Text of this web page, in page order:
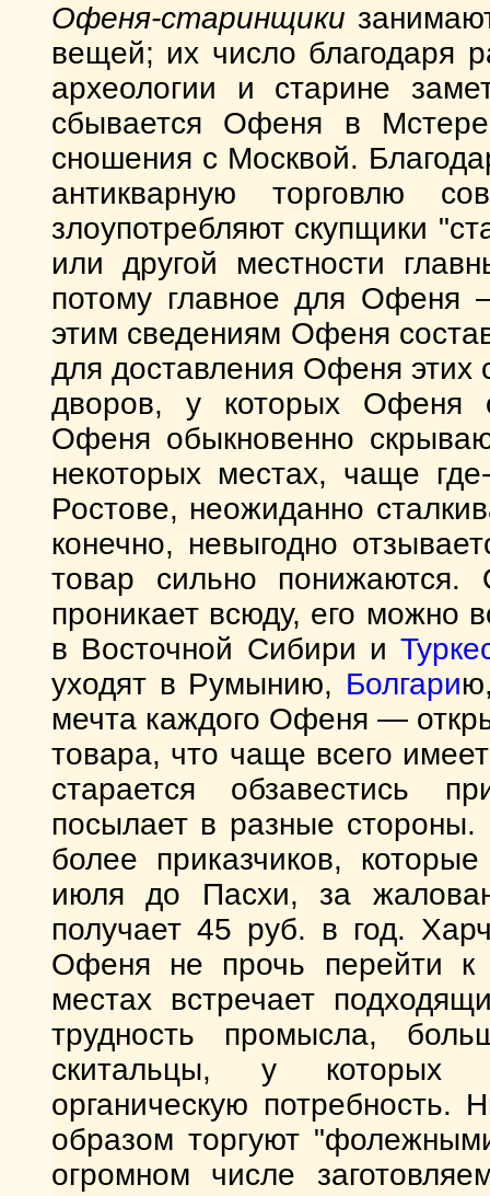
Офеня-старинщики
вещей; их число благодаря
археологии и старине
сбывается Офеня в
сношения с Москвой.
антикварную торговлю
злоупотребляют скупщики
или другой местности
потому главное для Офеня
этим сведениям Офеня
для доставления Офеня
дворов, у которых Офеня
Офеня обыкновенно
некоторых местах, чаще
Ростове, неожиданно
конечно, невыгодно
товар сильно
проникает всюду, его можно
в Восточной Сибири и
уходят в Румынию, Болгари
мечта каждого Офеня —
товара, что чаще всего
старается обзавестись
посылает в разные
более приказчиков,
июля до Пасхи, за
получает 45 руб. в год.
Офеня не прочь перейти к
местах встречает
трудность промысла,
скитальцы, у
органическую
образом торгуют
огромном числе